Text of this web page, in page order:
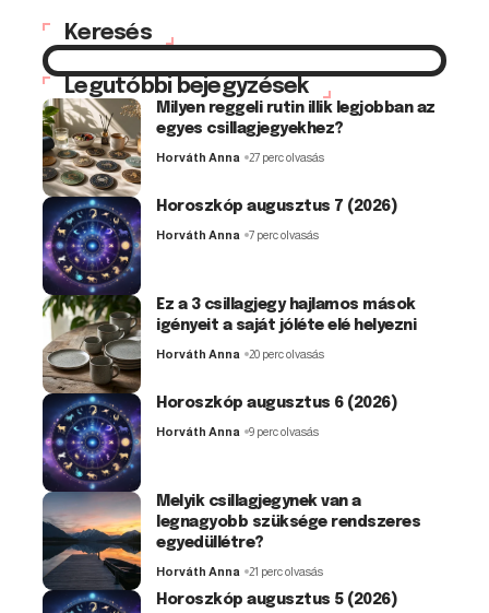
Keresés
Legutóbbi bejegyzések
Milyen reggeli rutin illik legjobban az
egyes csillagjegyekhez?
Horváth Anna 27 perc olvasás
Horoszkóp augusztus 7 (2026)
Horváth Anna 7 perc olvasás
Ez a 3 csillagjegy hajlamos mások
igényeit a saját jóléte elé helyezni
Horváth Anna 20 perc olvasás
Horoszkóp augusztus 6 (2026)
Horváth Anna 9 perc olvasás
Melyik csillagjegynek van a
legnagyobb szüksége rendszeres
egyedüllétre?
Horváth Anna 21 perc olvasás
Horoszkóp augusztus 5 (2026)